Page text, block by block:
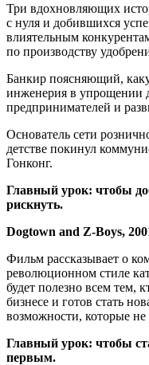
Три вдохновляющих
с нуля и добившихся
влиятельным
по производству
Банкир поясняющий,
инженерия в упрощении
предпринимателей и
Основатель сети
детстве покинул
Гонконг.
Главный урок: чтобы
рискнуть.
Dogtown and Z-Boys,
Фильм рассказывает о
революционном стиле
будет полезно всем тем,
бизнесе и готов стать
возможности, которые не
Главный урок: чтобы
первым.